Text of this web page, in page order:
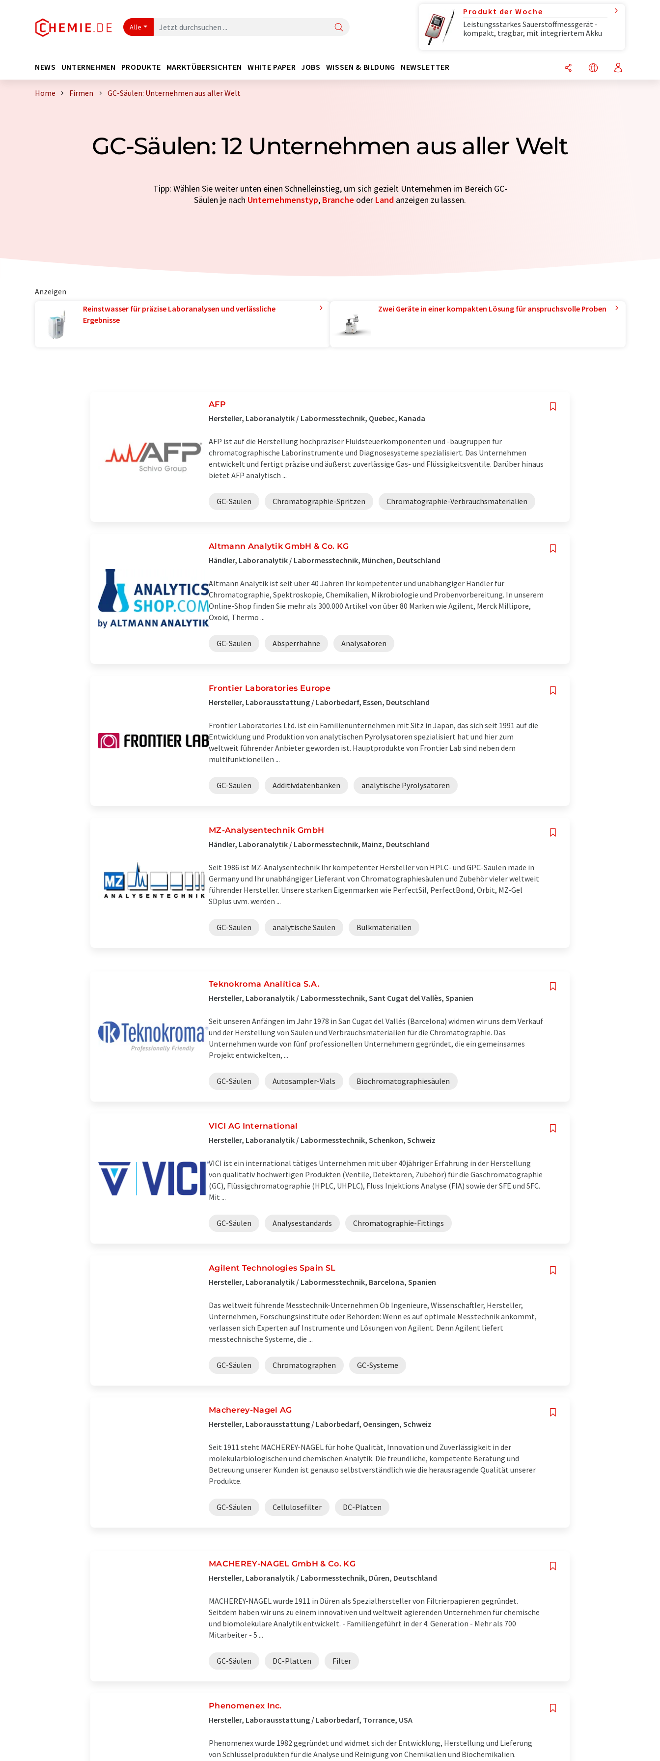
Alle
Produkt der Woche
Leistungsstarkes Sauerstoffmessgerät -
kompakt, tragbar, mit integriertem Akku
NEWS UNTERNEHMEN PRODUKTE MARKTÜBERSICHTEN WHITE PAPER JOBS WISSEN & BILDUNG NEWSLETTER
Home Firmen GC-Säulen: Unternehmen aus aller Welt
GC-Säulen: 12 Unternehmen aus aller Welt
Tipp: Wählen Sie weiter unten einen Schnelleinstieg, um sich gezielt Unternehmen im Bereich GC-
Säulen je nach Unternehmenstyp, Branche oder Land anzeigen zu lassen.
Anzeigen
Reinstwasser für präzise Laboranalysen und verlässliche
Ergebnisse
Zwei Geräte in einer kompakten Lösung für anspruchsvolle Proben
AFP
Hersteller, Laboranalytik / Labormesstechnik, Quebec, Kanada
AFP ist auf die Herstellung hochpräziser Fluidsteuerkomponenten und -baugruppen für
chromatographische Laborinstrumente und Diagnosesysteme spezialisiert. Das Unternehmen
entwickelt und fertigt präzise und äußerst zuverlässige Gas- und Flüssigkeitsventile. Darüber hinaus
bietet AFP analytisch ...
GC-Säulen Chromatographie-Spritzen Chromatographie-Verbrauchsmaterialien
Altmann Analytik GmbH & Co. KG
Händler, Laboranalytik / Labormesstechnik, München, Deutschland
Altmann Analytik ist seit über 40 Jahren Ihr kompetenter und unabhängiger Händler für
Chromatographie, Spektroskopie, Chemikalien, Mikrobiologie und Probenvorbereitung. In unserem
Online-Shop finden Sie mehr als 300.000 Artikel von über 80 Marken wie Agilent, Merck Millipore,
Oxoid, Thermo ...
GC-Säulen Absperrhähne Analysatoren
Frontier Laboratories Europe
Hersteller, Laborausstattung / Laborbedarf, Essen, Deutschland
Frontier Laboratories Ltd. ist ein Familienunternehmen mit Sitz in Japan, das sich seit 1991 auf die
Entwicklung und Produktion von analytischen Pyrolysatoren spezialisiert hat und hier zum
weltweit führender Anbieter geworden ist. Hauptprodukte von Frontier Lab sind neben dem
multifunktionellen ...
GC-Säulen Additivdatenbanken analytische Pyrolysatoren
MZ-Analysentechnik GmbH
Händler, Laboranalytik / Labormesstechnik, Mainz, Deutschland
Seit 1986 ist MZ-Analysentechnik Ihr kompetenter Hersteller von HPLC- und GPC-Säulen made in
Germany und Ihr unabhängiger Lieferant von Chromatographiesäulen und Zubehör vieler weltweit
führender Hersteller. Unsere starken Eigenmarken wie PerfectSil, PerfectBond, Orbit, MZ-Gel
SDplus uvm. werden ...
GC-Säulen analytische Säulen Bulkmaterialien
Teknokroma Analítica S.A.
Hersteller, Laboranalytik / Labormesstechnik, Sant Cugat del Vallès, Spanien
Seit unseren Anfängen im Jahr 1978 in San Cugat del Vallés (Barcelona) widmen wir uns dem Verkauf
und der Herstellung von Säulen und Verbrauchsmaterialien für die Chromatographie. Das
Unternehmen wurde von fünf professionellen Unternehmern gegründet, die ein gemeinsames
Projekt entwickelten, ...
GC-Säulen Autosampler-Vials Biochromatographiesäulen
VICI AG International
Hersteller, Laboranalytik / Labormesstechnik, Schenkon, Schweiz
VICI ist ein international tätiges Unternehmen mit über 40jähriger Erfahrung in der Herstellung
von qualitativ hochwertigen Produkten (Ventile, Detektoren, Zubehör) für die Gaschromatographie
(GC), Flüssigchromatographie (HPLC, UHPLC), Fluss Injektions Analyse (FIA) sowie der SFE und SFC.
Mit ...
GC-Säulen Analysestandards Chromatographie-Fittings
Agilent Technologies Spain SL
Hersteller, Laboranalytik / Labormesstechnik, Barcelona, Spanien
Das weltweit führende Messtechnik-Unternehmen Ob Ingenieure, Wissenschaftler, Hersteller,
Unternehmen, Forschungsinstitute oder Behörden: Wenn es auf optimale Messtechnik ankommt,
verlassen sich Experten auf Instrumente und Lösungen von Agilent. Denn Agilent liefert
messtechnische Systeme, die ...
GC-Säulen Chromatographen GC-Systeme
Macherey-Nagel AG
Hersteller, Laborausstattung / Laborbedarf, Oensingen, Schweiz
Seit 1911 steht MACHEREY-NAGEL für hohe Qualität, Innovation und Zuverlässigkeit in der
molekularbiologischen und chemischen Analytik. Die freundliche, kompetente Beratung und
Betreuung unserer Kunden ist genauso selbstverständlich wie die herausragende Qualität unserer
Produkte.
GC-Säulen Cellulosefilter DC-Platten
MACHEREY-NAGEL GmbH & Co. KG
Hersteller, Laboranalytik / Labormesstechnik, Düren, Deutschland
MACHEREY-NAGEL wurde 1911 in Düren als Spezialhersteller von Filtrierpapieren gegründet.
Seitdem haben wir uns zu einem innovativen und weltweit agierenden Unternehmen für chemische
und biomolekulare Analytik entwickelt. - Familiengeführt in der 4. Generation - Mehr als 700
Mitarbeiter - 5 ...
GC-Säulen DC-Platten Filter
Phenomenex Inc.
Hersteller, Laborausstattung / Laborbedarf, Torrance, USA
Phenomenex wurde 1982 gegründet und widmet sich der Entwicklung, Herstellung und Lieferung
von Schlüsselprodukten für die Analyse und Reinigung von Chemikalien und Biochemikalien.